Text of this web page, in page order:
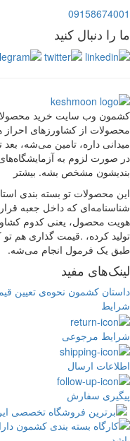
دنبال کنید
وب سایت خرید محصولات
از کشاورزهای احراز
داره، تامین می‌شه، بعد
صورت لزوم به
مشخص بشه.بیشتر
محصولات تو بسته بندی
که داخل جعبه
محصول، یعنی کدوم کشاورز
کرده، .قیمت گذاری هم
یک فرمول انجام می‌شه.
مفید
کشمون نحوه‌ی تعیین
مرجوعی
ارسال
سفارش